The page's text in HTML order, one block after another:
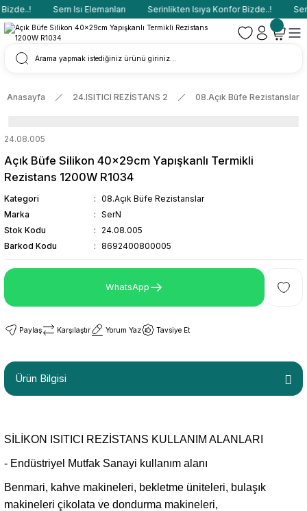
Sern Isı Elemanları Serinlikten Isıya Konfor Bizde..!
Anasayfa 24.ISITICI REZİSTANS 2 08.Açık Büfe Rezistanslar
24.08.005
Açık Büfe Silikon 40x29cm Yapışkanlı Termikli
Rezistans 1200W R1034
Kategori
08.Açık Büfe Rezistanslar
Marka
SerN
Stok Kodu
24.08.005
Barkod Kodu
8692400800005
WhatsApp
Paylaş Karşılaştır Yorum Yaz Tavsiye Et
Ürün Bilgisi
SİLİKON ISITICI REZİSTANS KULLANIM ALANLARI
- Endüstriyel Mutfak Sanayi kullanım alanı
Benmari, kahve makineleri, bekletme üniteleri, bulaşık
makineleri çikolata ve dondurma makineleri,